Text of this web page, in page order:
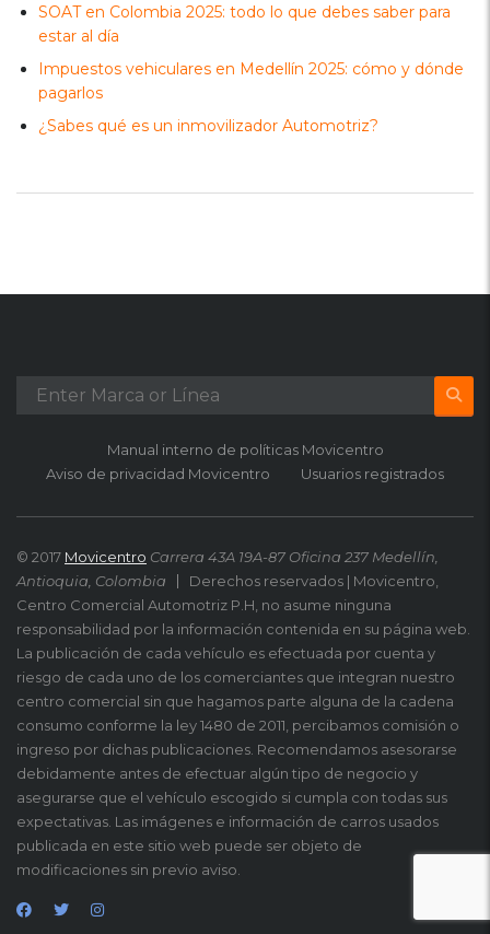
SOAT en Colombia 2025: todo lo que debes saber para
estar al día
Impuestos vehiculares en Medellín 2025: cómo y dónde
pagarlos
¿Sabes qué es un inmovilizador Automotriz?
Manual interno de políticas Movicentro
Aviso de privacidad Movicentro
Usuarios registrados
© 2017 Movicentro Carrera 43A 19A-87 Oficina 237 Medellín,
Antioquia, Colombia
Derechos reservados | Movicentro,
Centro Comercial Automotriz P.H, no asume ninguna
responsabilidad por la información contenida en su página web.
La publicación de cada vehículo es efectuada por cuenta y
riesgo de cada uno de los comerciantes que integran nuestro
centro comercial sin que hagamos parte alguna de la cadena
consumo conforme la ley 1480 de 2011, percibamos comisión o
ingreso por dichas publicaciones. Recomendamos asesorarse
debidamente antes de efectuar algún tipo de negocio y
asegurarse que el vehículo escogido si cumpla con todas sus
expectativas. Las imágenes e información de carros usados
publicada en este sitio web puede ser objeto de
modificaciones sin previo aviso.